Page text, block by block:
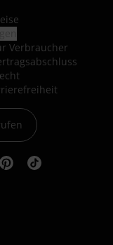
Verbraucher